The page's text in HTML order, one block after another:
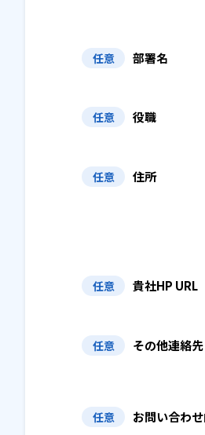
任意 部署名
任意 役職
任意 住所
任意 貴社HP URL
任意
その他連絡先
任意 お問い合わ